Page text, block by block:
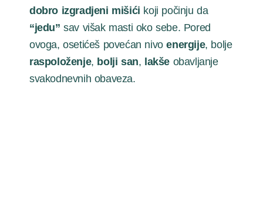
dobro izgradjeni mišići koji počinju da
“jedu” sav višak masti oko sebe. Pored
ovoga, osetićeš povećan nivoenergije, bolje
raspoloženje, bolji san, lakše obavljanje
svakodnevnih obaveza.